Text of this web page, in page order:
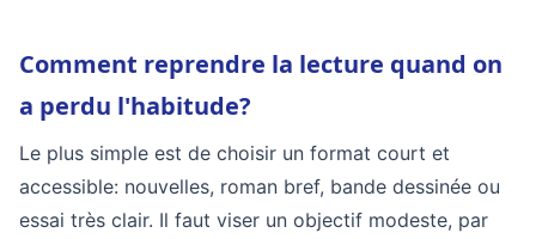
Comment reprendre la lecture quand on
a perdu l'habitude?
Le plus simple est de choisir un format court et
accessible: nouvelles, roman bref, bande dessinée ou
essai très clair. Il faut viser un objectif modeste, par